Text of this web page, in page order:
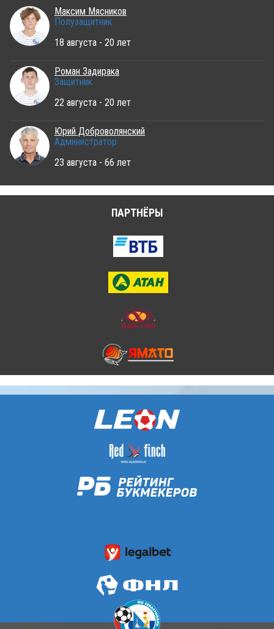
Максим Мясников
Полузащитник
18 августа - 20 лет
Роман Задирака
Защитник
22 августа - 20 лет
Юрий Доброволянский
Администратор
23 августа - 66 лет
ПАРТНЁРЫ